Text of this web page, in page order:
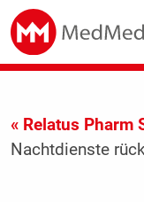
« Relatus Pharm
Nachtdienste